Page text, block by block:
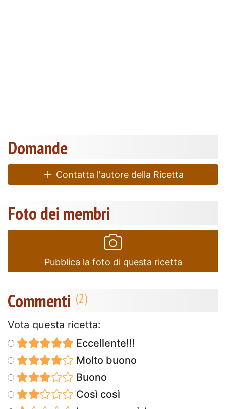
Domande
Contatta l'autore della Ricetta
Foto dei membri
Pubblica la foto di questa ricetta
Commenti
Vota questa ricetta:
Eccellente!!!
Molto buono
Buono
Così così